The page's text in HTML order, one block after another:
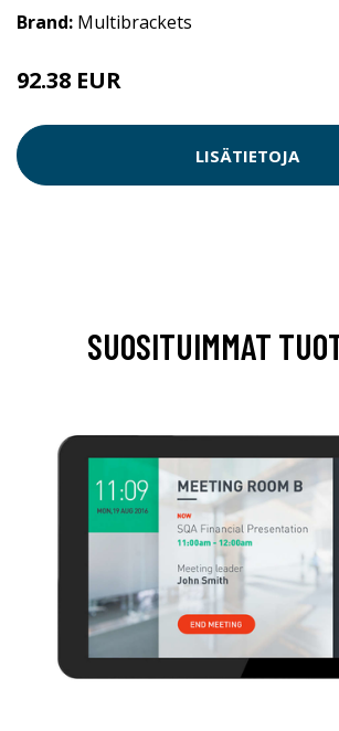
Brand: Multibrackets
92.38 EUR
LISÄTIETOJA
SUOSITUIMMAT